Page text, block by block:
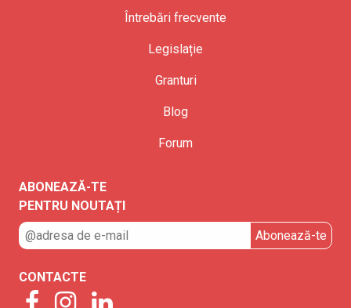
Întrebări frecvente
Legislație
Granturi
Blog
Forum
ABONEAZĂ-TE
PENTRU NOUTAȚI
CONTACTE